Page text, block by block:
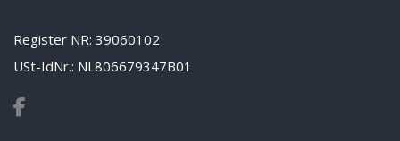
Register NR: 39060102
USt-IdNr.: NL806679347B01